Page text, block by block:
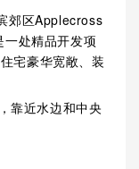
郊区Applecross
处精品开发项
宅豪华宽敞、装
靠近水边和中央